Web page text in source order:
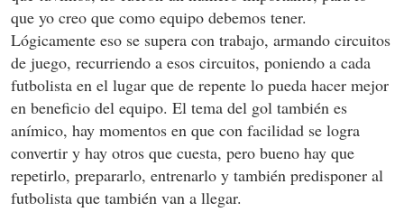
que yo creo que como equipo debemos tener.
Lógicamente eso se supera con trabajo, armando circuitos
de juego, recurriendo a esos circuitos, poniendo a cada
futbolista en el lugar que de repente lo pueda hacer mejor
en beneficio del equipo. El tema del gol también es
anímico, hay momentos en que con facilidad se logra
convertir y hay otros que cuesta, pero bueno hay que
repetirlo, prepararlo, entrenarlo y también predisponer al
futbolista que también van a llegar.